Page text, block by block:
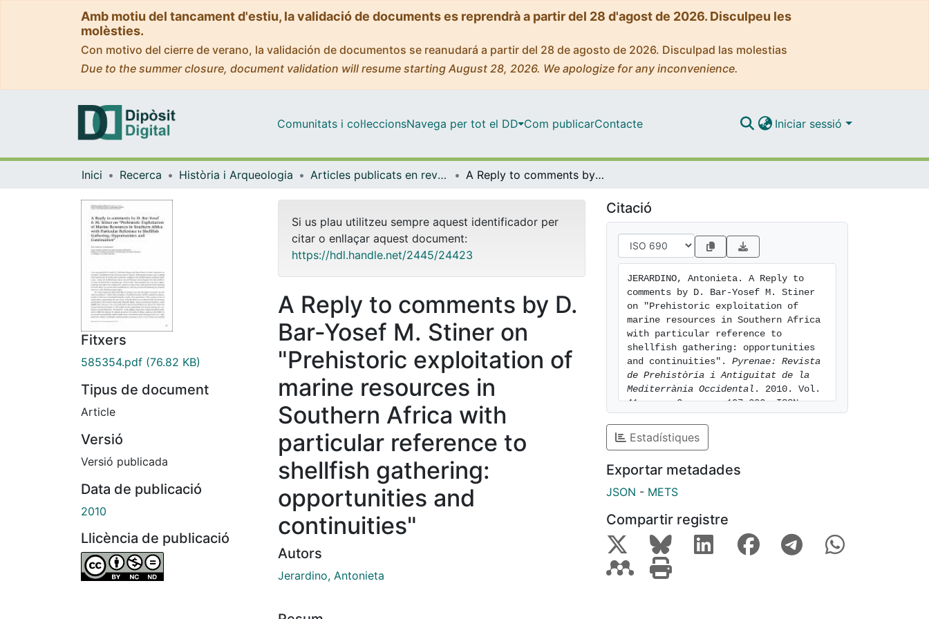
Amb motiu del tancament d'estiu, la validació de documents es reprendrà a partir del 28 d'agost de 2026. Disculpeu les
molèsties.
Con motivo del cierre de verano, la validación de documentos se reanudará a partir del 28 de agosto de 2026. Disculpad las molestias
Due to the summer closure, document validation will resume starting August 28, 2026. We apologize for any inconvenience.
Comunitats i col·leccionsNavega per tot el DD Com publicarContacte Iniciar sessió
Inici Recerca Història i Arqueologia Articles publicats en revistes (Història i Arqueologia) A Reply to comments by D. Bar-Yosef M. Stiner on "Prehistoric exploitation of marine resources in Southern Africa with particular reference to shellfish gathering: opportunities and continuities"
Fitxers
585354.pdf (76.82 KB)
Tipus de document
Article
Versió
Versió publicada
Data de publicació
2010
Llicència de publicació
Si us plau utilitzeu sempre aquest identificador per
citar o enllaçar aquest document:
https://hdl.handle.net/2445/24423
A Reply to comments by D.
Bar-Yosef M. Stiner on
"Prehistoric exploitation of
marine resources in
Southern Africa with
particular reference to
shellfish gathering:
opportunities and
continuities"
Autors
Jerardino, Antonieta
Citació
JERARDINO, Antonieta. A Reply to
comments by D. Bar-Yosef M. Stiner
on "Prehistoric exploitation of
marine resources in Southern Africa
with particular reference to
shellfish gathering: opportunities
and continuities". Pyrenae: Revista
de Prehistòria i Antiguitat de la
Mediterrània Occidental . 2010. Vol.
41, num. 2, pags. 197-202. ISSN
of 2026]. Available at:
https://hdl.handle.net/2445/24423
Estadístiques
Exportar metadades
JSON - METS
Compartir registre